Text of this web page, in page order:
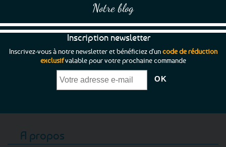
Notre blog
Inscription newsletter
Inscrivez-vous à notre newsletter et bénéficiez d'uncode de réduction
exclusifvalable pour votre prochaine commande
A propos